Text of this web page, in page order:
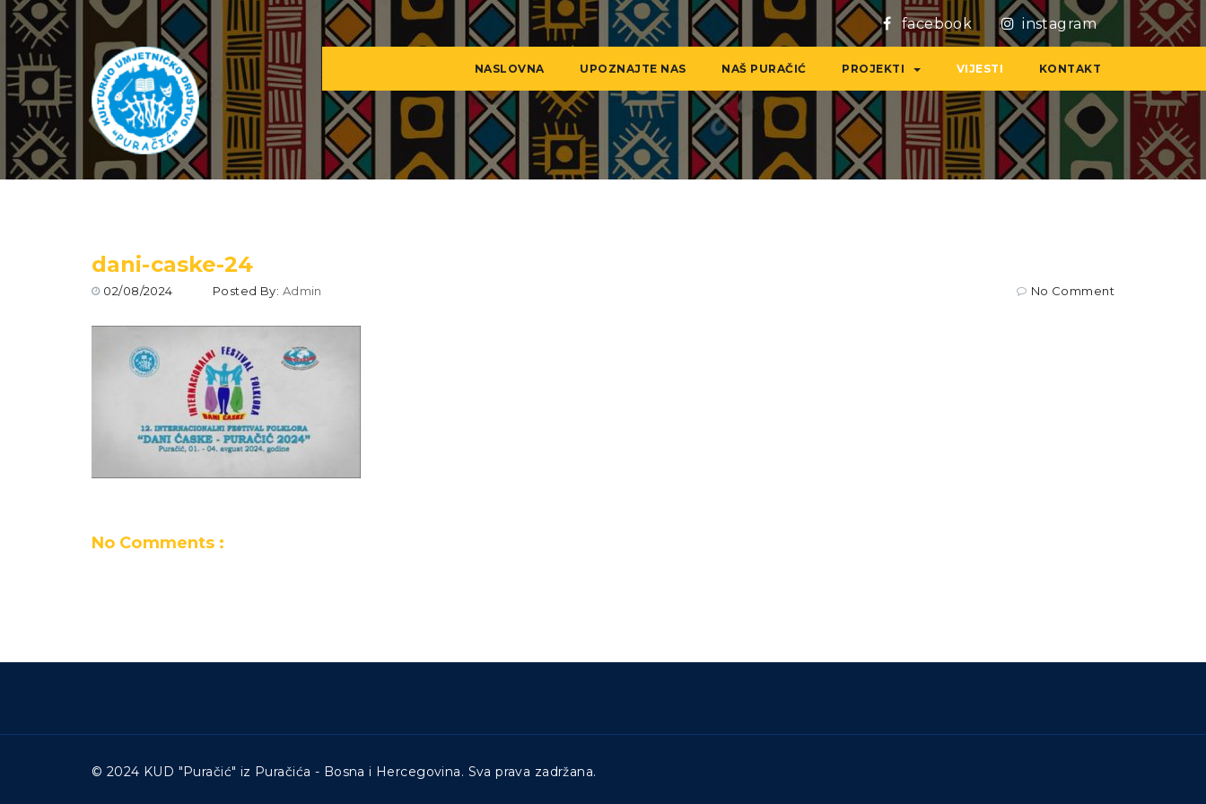
facebook instagram
NASLOVNA UPOZNAJTE NAS NAŠ PURAČIĆ PROJEKTI VIJESTI KONTAKT
dani-caske-24
02/08/2024 Posted By: Admin No Comment
No Comments :
© 2024 KUD "Puračić" iz Puračića - Bosna i Hercegovina. Sva prava zadržana.